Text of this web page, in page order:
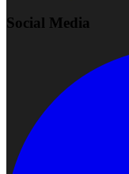
Social Media